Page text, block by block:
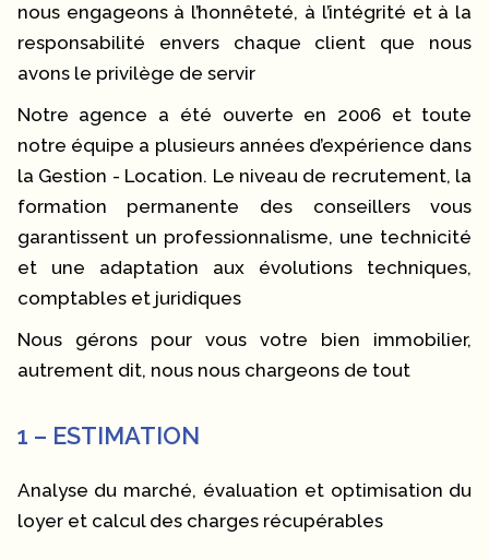
nous engageons à l’honnêteté, à l’intégrité et à la
responsabilité envers chaque client que nous
avons le privilège de servir
Notre agence a été ouverte en 2006 et toute
notre équipe a plusieurs années d’expérience dans
la Gestion - Location. Le niveau de recrutement, la
formation permanente des conseillers vous
garantissent un professionnalisme, une technicité
et une adaptation aux évolutions techniques,
comptables et juridiques
Nous gérons pour vous votre bien immobilier,
autrement dit, nous nous chargeons de tout
1 – ESTIMATION
Analyse du marché, évaluation et optimisation du
loyer et calcul des charges récupérables